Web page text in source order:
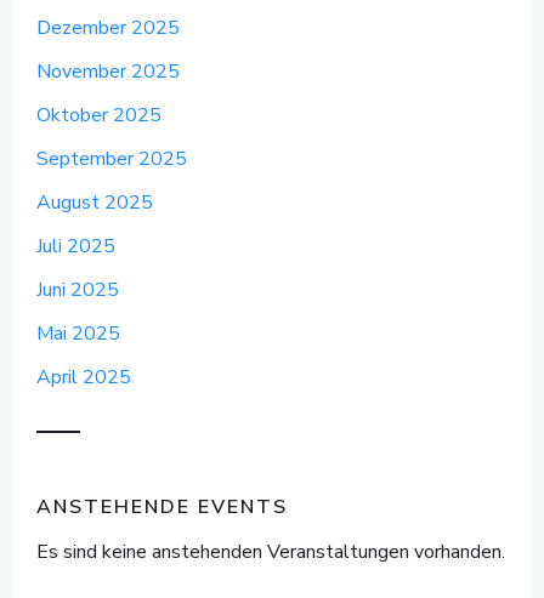
Dezember 2025
November 2025
Oktober 2025
September 2025
August 2025
Juli 2025
Juni 2025
Mai 2025
April 2025
ANSTEHENDE EVENTS
Es sind keine anstehenden Veranstaltungen vorhanden.